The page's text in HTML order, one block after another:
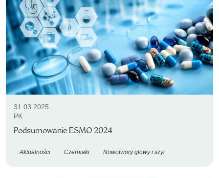
31.03.2025
PK
Podsumowanie ESMO 2024
Aktualności Czerniaki Nowotwory głowy i szyi